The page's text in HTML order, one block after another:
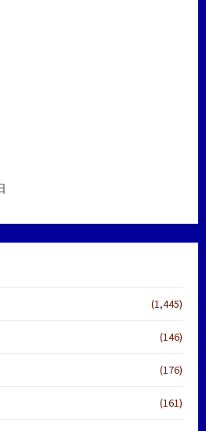
(1,445)
(146)
(176)
(161)